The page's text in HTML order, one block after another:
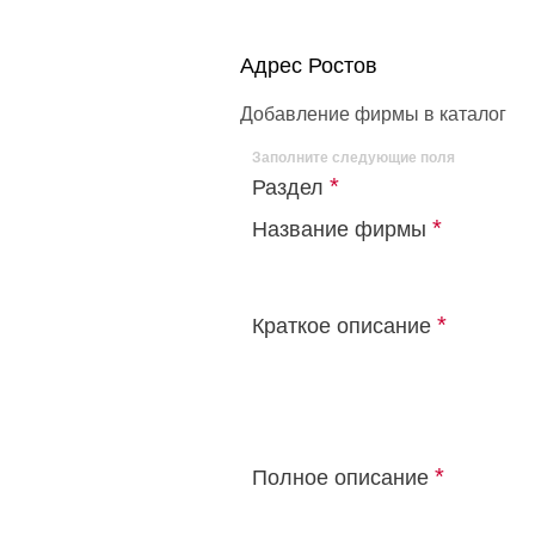
Адрес Ростов
Добавление фирмы в каталог
Заполните следующие поля
Раздел *
Название фирмы *
Краткое описание *
Полное описание *